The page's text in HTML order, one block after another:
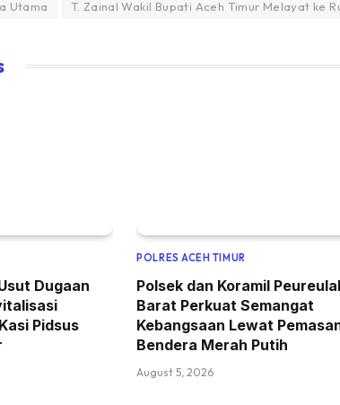
Utama T. Zainal Wakil Bupati Aceh Timur Melayat ke
Dugaan
Pidsus
POLRES ACEH TIMUR
Polsek dan Koramil
Barat Perkuat Semangat
Kebangsaan Lewat
Bendera Merah Putih
August 5, 2026